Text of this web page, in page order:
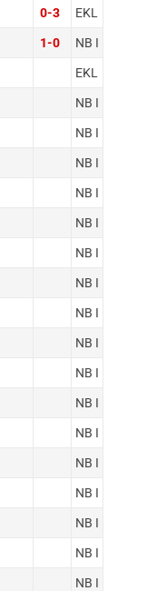
0-3 EKL
1-0 NB I
EKL
NB I
NB I
NB I
NB I
NB I
NB I
NB I
NB I
NB I
NB I
NB I
NB I
NB I
NB I
NB I
NB I
NB I